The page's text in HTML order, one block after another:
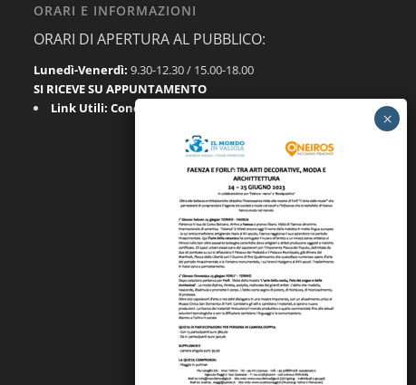
ORARI E INFORMAZIONI
ORARI DI APERTURA AL PUBBLICO:
Lunedì-Venerdì:9.30-12.30 / 15.00-18.00
SI RICEVE SU APPUNTAMENTO
Link Utili:Condizioni Generali